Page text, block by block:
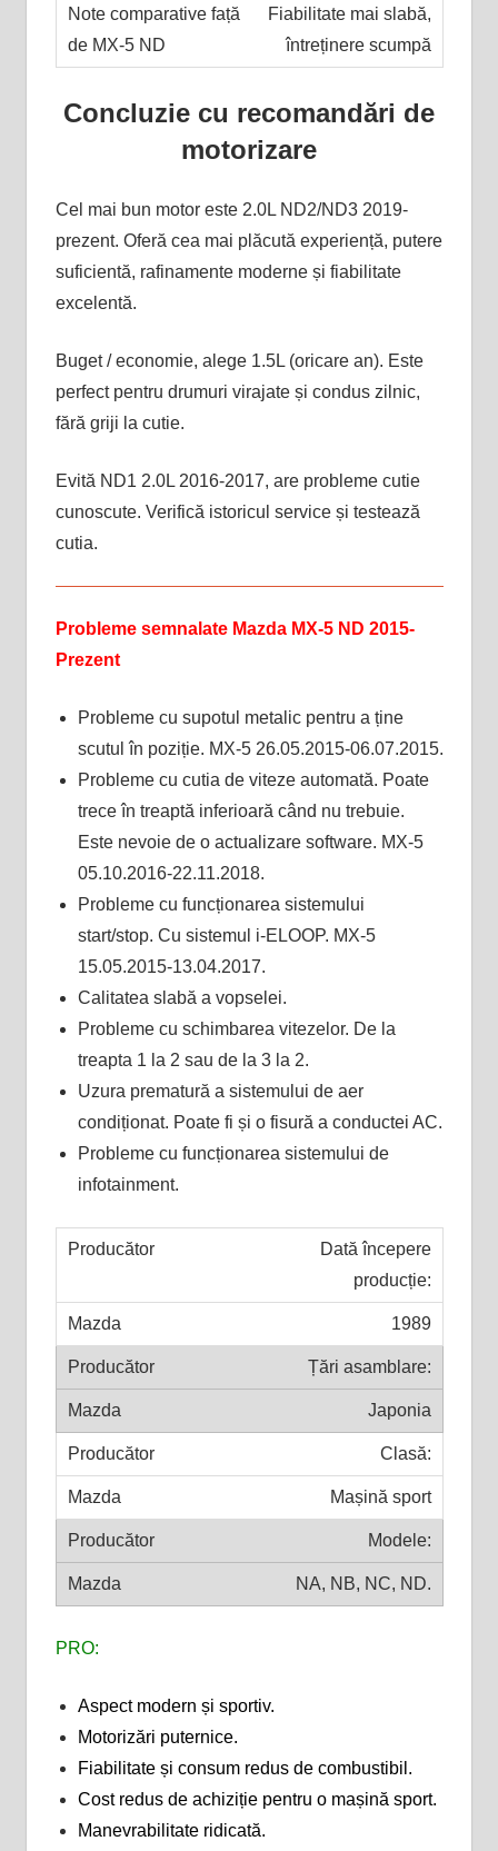
Fiabilitate mai slabă,
întreținere scumpă
Concluzie cu recomandări de
motorizare
Cel mai bun motor este 2.0L ND2/ND3 2019-
prezent. Oferă cea mai plăcută experiență, putere
suficientă, rafinamente moderne și fiabilitate
excelentă.
Buget / economie, alege 1.5L (oricare an). Este
perfect pentru drumuri virajate și condus zilnic,
fără griji la cutie.
Evită ND1 2.0L 2016-2017, are probleme cutie
cunoscute. Verifică istoricul service și testează
cutia.
Probleme semnalate Mazda MX-5 ND 2015-
Prezent
Probleme cu supotul metalic pentru a ține
scutul în poziție. MX-5 26.05.2015-06.07.2015.
Probleme cu cutia de viteze automată. Poate
trece în treaptă inferioară când nu trebuie.
Este nevoie de o actualizare software. MX-5
05.10.2016-22.11.2018.
Probleme cu funcționarea sistemului
start/stop. Cu sistemul i-ELOOP. MX-5
15.05.2015-13.04.2017.
Calitatea slabă a vopselei.
Probleme cu schimbarea vitezelor. De la
treapta 1 la 2 sau de la 3 la 2.
Uzura prematură a sistemului de aer
condiționat. Poate fi și o fisură a conductei AC.
Probleme cu funcționarea sistemului de
infotainment.
Dată începere
producție:
1989
Țări asamblare:
Japonia
Clasă:
Mașină sport
Modele:
NA, NB, NC, ND.
PRO:
Aspect modern și sportiv.
Motorizări puternice.
Fiabilitate și consum redus de combustibil.
Cost redus de achiziție pentru o mașină sport.
Manevrabilitate ridicată.